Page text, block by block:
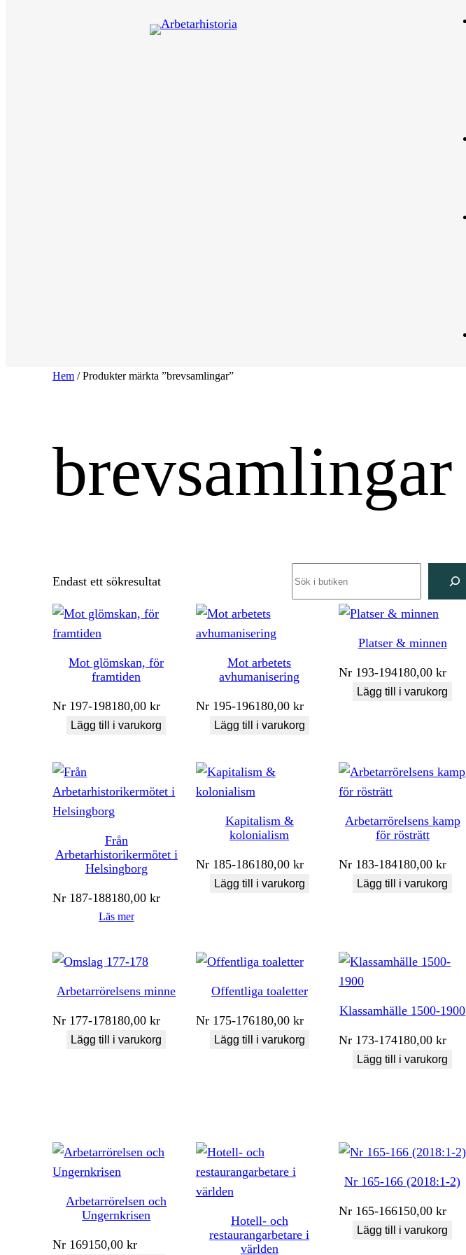
Hem / Produkter märkta ”brevsamlingar”
brevsamlingar
Endast ett sökresultat
Mot glömskan, för
framtiden
Nr 197-198180,00kr
Lägg till i varukorg
Mot arbetets
avhumanisering
Nr 195-196180,00 kr
Lägg till i varukorg
Platser & minnen
Nr 193-194180,00kr
Lägg till i varukorg
Från
Arbetarhistorikermötet i
Helsingborg
Nr 187-188180,00kr
Läs mer
Kapitalism &
kolonialism
Nr 185-186180,00 kr
Lägg till i varukorg
Arbetarrörelsens kamp
för rösträtt
Nr 183-184180,00kr
Lägg till i varukorg
Arbetarrörelsens minne
Nr 177-178180,00kr
Lägg till i varukorg
Offentliga toaletter
Nr 175-176180,00 kr
Lägg till i varukorg
Klassamhälle 1500-1900
Nr 173-174180,00kr
Lägg till i varukorg
Arbetarrörelsen och
Ungernkrisen
Nr 169150,00kr
Hotell- och
restaurangarbetare i
världen
Nr 165-166 (2018:1-2)
Nr 165-166150,00kr
Lägg till i varukorg